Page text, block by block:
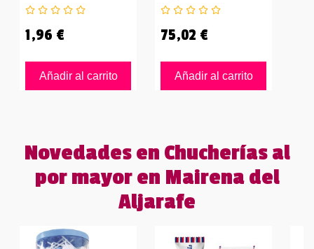
1,96 €
Añadir al carrito
75,02 €
Añadir al carrito
Novedades en Chucherías al
por mayor en Mairena del
Aljarafe